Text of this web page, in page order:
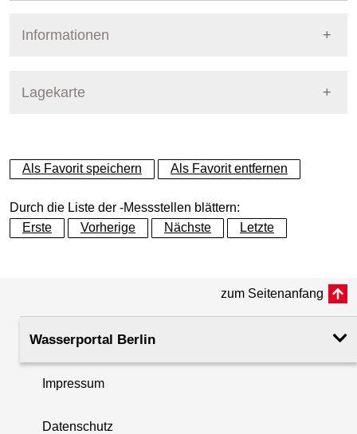
Informationen
Lagekarte
+
−
Als Favorit speichern Als Favorit entfernen
Durch die Liste der -Messstellen blättern:
Erste
Vorherige Nächste Letzte
zum Seitenanfang
Wasserportal Berlin
Impressum
Datenschutz